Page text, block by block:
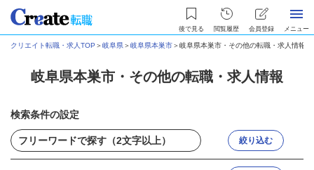
後で見る 閲覧履歴 会員登録 メニュー
クリエイト転職・求人TOP ＞岐阜県＞岐阜県本巣市＞岐阜県本巣市・その他の転職・求人情報
岐阜県本巣市・その他の転職・求人情報
検索条件の設定
絞り込む